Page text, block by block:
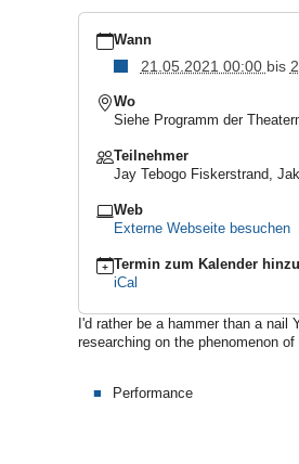
https://www.uni-
giessen.de/de/fbz/fb05/atw/
dodging
Boys*
Sync
2021-
2021-
26T23:55:00+02:00
Wann
21.05.2021 00:00 bis
Wo
Siehe Programm der
Teilnehmer
Jay Tebogo Fiskerstrand,
Web
Externe Webseite besuchen
Termin zum Kalender
iCal
I'd rather be a hammer than a
researching on the phenomenon of
Performance